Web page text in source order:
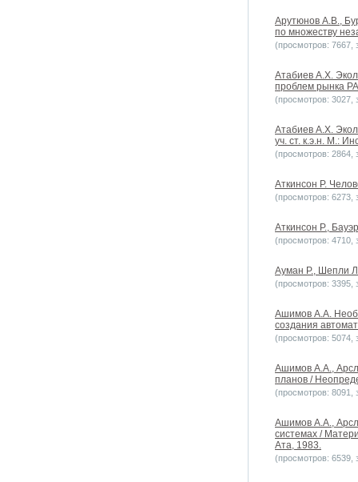
Арутюнов А.В.,
по множеству
(просмотров: 7667,
Атабиев А.Х.
проблем рынка
(просмотров: 3027,
Атабиев А.Х.
уч. ст. к.э.н. М.:
(просмотров: 2864,
Аткинсон Р.
(просмотров: 6273,
Аткинсон Р.,
(просмотров: 4710,
Ауман Р., Шепли
(просмотров: 3395,
Ашимов А.А.
создания
(просмотров: 5074,
Ашимов А.А.,
планов /
(просмотров: 8091,
Ашимов А.А.,
системах /
Ата, 1983.
(просмотров: 6539,